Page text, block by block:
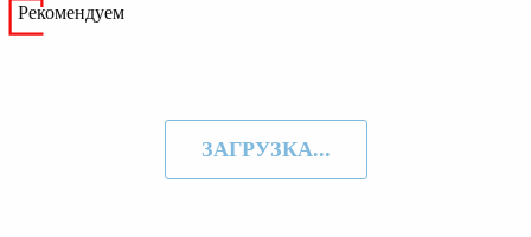
Рекомендуем
ЗАГРУЗКА...